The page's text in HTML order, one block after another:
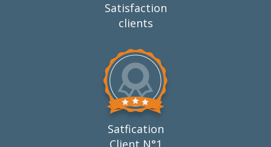
Satisfaction
clients
Satfication
Client N°1